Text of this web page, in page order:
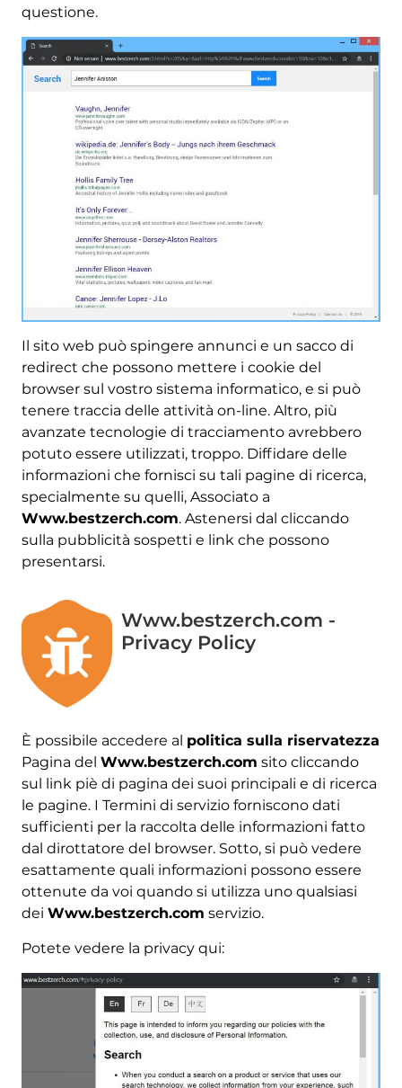
questione.
Il sito web può spingere annunci e un sacco di
redirect che possono mettere i cookie del
browser sul vostro sistema informatico, e si può
tenere traccia delle attività on-line. Altro, più
avanzate tecnologie di tracciamento avrebbero
potuto essere utilizzati, troppo. Diffidare delle
informazioni che fornisci su tali pagine di ricerca,
specialmente su quelli, Associato a
Www.bestzerch.com. Astenersi dal cliccando
sulla pubblicità sospetti e link che possono
presentarsi.
Www.bestzerch.com -
Privacy Policy
È possibile accedere al politica sulla riservatezza
Pagina del Www.bestzerch.com sito cliccando
sul link piè di pagina dei suoi principali e di ricerca
le pagine. I Termini di servizio forniscono dati
sufficienti per la raccolta delle informazioni fatto
dal dirottatore del browser. Sotto, si può vedere
esattamente quali informazioni possono essere
ottenute da voi quando si utilizza uno qualsiasi
dei Www.bestzerch.com servizio.
Potete vedere la privacy qui: